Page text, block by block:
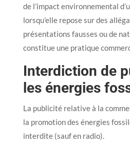
de l’impact environnemental
lorsqu’elle repose sur des
présentations fausses ou de
constitue une pratique
Interdiction de
les énergies
La publicité relative à la
la promotion des énergies
interdite (sauf en radio).